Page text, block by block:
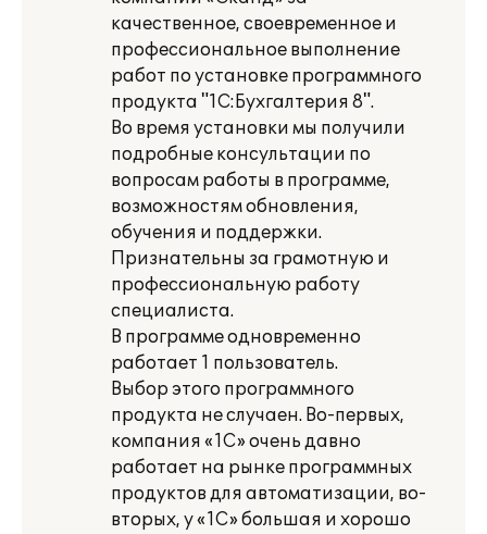
качественное, своевременное и
профессиональное выполнение
работ по установке программного
продукта "1С:Бухгалтерия 8".
Во время установки мы получили
подробные консультации по
вопросам работы в программе,
возможностям обновления,
обучения и поддержки.
Признательны за грамотную и
профессиональную работу
специалиста.
В программе одновременно
работает 1 пользователь.
Выбор этого программного
продукта не случаен. Во-первых,
компания «1С» очень давно
работает на рынке программных
продуктов для автоматизации, во-
вторых, у «1С» большая и хорошо